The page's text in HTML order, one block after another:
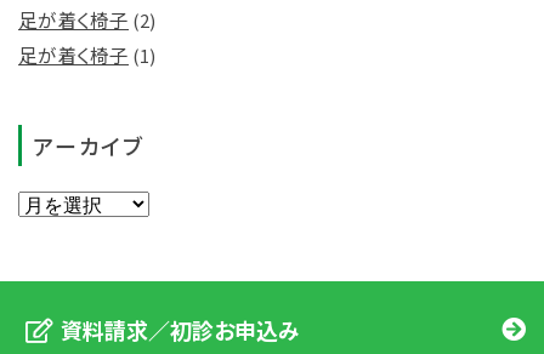
足が着く椅子 (2)
足が着く椅子 (1)
アーカイブ
資料請求／初診お申込み